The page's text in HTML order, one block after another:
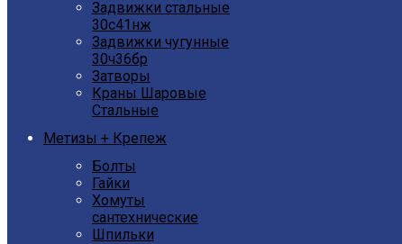
Задвижки стальные
30с41нж
Задвижки чугунные
30ч36бр
Затворы
Краны Шаровые
Стальные
Метизы + Крепеж
Болты
Гайки
Хомуты
сантехнические
Шпильки